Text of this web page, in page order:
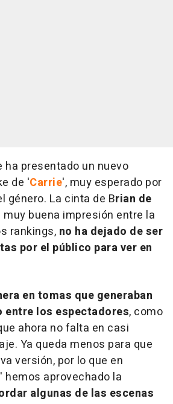
ha presentado un nuevo
de 'Carrie', muy esperado por
género. La cinta de Brian de
buena impresión entre la
rankings, no ha dejado de ser
por el público para ver en
en tomas que generaban
entre los espectadores, como
ahora no falta en casi
Ya queda menos para que
versión, por lo que en
hemos aprovechado la
algunas de las escenas